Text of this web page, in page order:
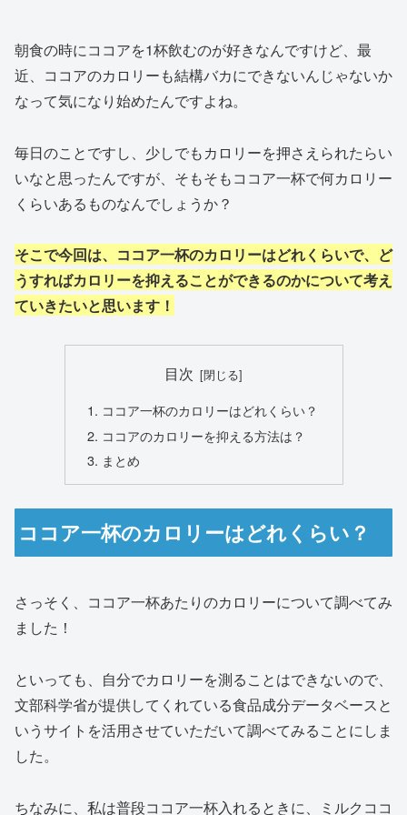
朝食の時にココアを1杯飲むのが好きなんですけど、最
近、ココアのカロリーも結構バカにできないんじゃないか
なって気になり始めたんですよね。
毎日のことですし、少しでもカロリーを押さえられたらい
いなと思ったんですが、そもそもココア一杯で何カロリー
くらいあるものなんでしょうか？
そこで今回は、ココア一杯のカロリーはどれくらいで、ど
うすればカロリーを抑えることができるのかについて考え
ていきたいと思います！
目次
ココア一杯のカロリーはどれくらい？
ココアのカロリーを抑える方法は？
まとめ
ココア一杯のカロリーはどれくらい？
さっそく、ココア一杯あたりのカロリーについて調べてみ
ました！
といっても、自分でカロリーを測ることはできないので、
文部科学省が提供してくれている食品成分データベースと
いうサイトを活用させていただいて調べてみることにしま
した。
ちなみに、私は普段ココア一杯入れるときに、ミルクココ